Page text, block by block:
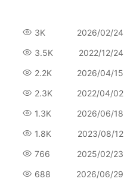
3K 2026/02/24
3.5K 2022/12/24
2.2K 2026/04/15
2.3K 2022/04/02
1.3K 2026/06/18
1.8K 2023/08/12
766 2025/02/23
688 2026/06/29